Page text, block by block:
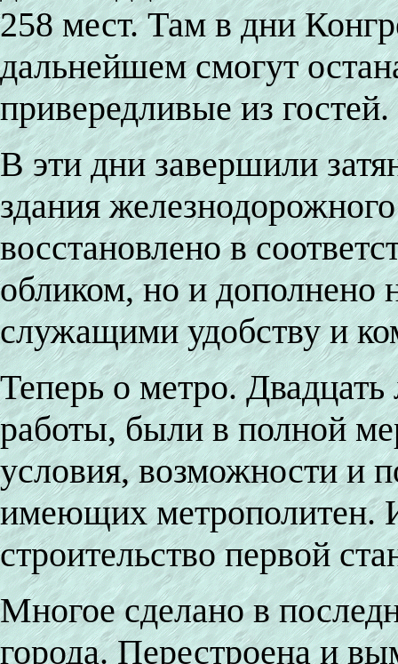
258 мест. Там в дни
дальнейшем смогут
привередливые из гостей.
В эти дни завершили
здания
восстановлено в
обликом, но и дополнено
служащими удобству и
Теперь о метро. Двадцать
работы, были в полной
условия, возможности и
имеющих метрополитен.
строительство первой
Многое сделано в
города. Перестроена и